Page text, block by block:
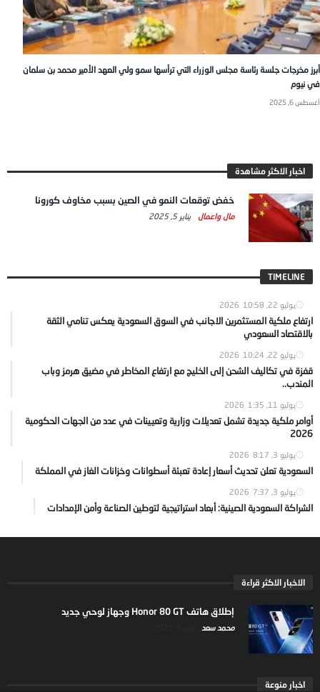
أبرز مخرجات جلسة رئاسة مجلس الوزراء التي ترأسها سمو ولي العهد الأمير محمد بن سلمان
في نيوم
أغسطس 6, 2025
اخبار الاكثر مشاهدة
خفض توقعات النمو في الصين بسبب مخاوف كورونا
مال واعمال يناير 5, 2025
TIMELINE
يوليو 22, 2026 10:58
ارتفاع ملكية المستثمرين الاجانب في السوق السعودية يعكس تنامي الثقة
بالاقتصاد السعودي
يوليو 22, 2026 10:24
قفزة في تكاليف الشحن إلى الخليج مع ارتفاع المخاطر في مضيق هرمز وباب
المندب..
يوليو 11, 2026 1:35
أوامر ملكية جديدة تشمل تعديلات وزارية وتعيينات في عدد من الجهات الحكومية
2026
يوليو 3, 2026 8:17
السعودية تعلن تحديث أسعار إعادة تعبئة أسطوانات وخزانات الغاز في المملكة
يوليو 3, 2026 7:37
الشراكة السعودية الصينية: أبعاد استراتيجية لتوطين الصناعة وأمن الإمدادات
الاخبار الاكثر قراءة
إطلاق هاتف Honor 80 GT وجهاز لوحي جديد
محمد سعد
اخبار منوعة